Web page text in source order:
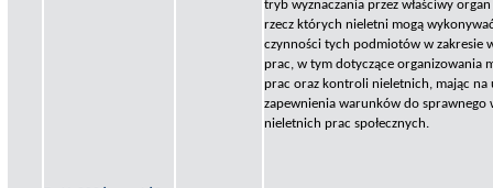
tryb wyznaczania przez właściwy
rzecz których nieletni mogą
czynności tych podmiotów w zakresie
prac, w tym dotyczące organizowania
prac oraz kontroli nieletnich, mając na
zapewnienia warunków do sprawnego
nieletnich prac społecznych.